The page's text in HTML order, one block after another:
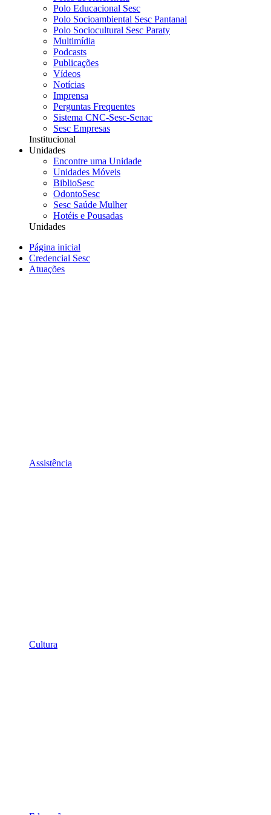
Polo Educacional Sesc
Polo Socioambiental Sesc Pantanal
Polo Sociocultural Sesc Paraty
Multimídia
Podcasts
Publicações
Vídeos
Notícias
Imprensa
Perguntas Frequentes
Sistema CNC-Sesc-Senac
Sesc Empresas
Institucional
Unidades
Encontre uma Unidade
Unidades Móveis
BiblioSesc
OdontoSesc
Sesc Saúde Mulher
Hotéis e Pousadas
Unidades
Página inicial
Credencial Sesc
Atuações
Assistência
Cultura